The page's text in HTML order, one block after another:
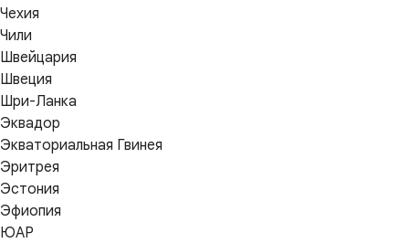
Чехия
Чили
Швейцария
Швеция
Шри-Ланка
Эквадор
Экваториальная Гвинея
Эритрея
Эстония
Эфиопия
ЮАР